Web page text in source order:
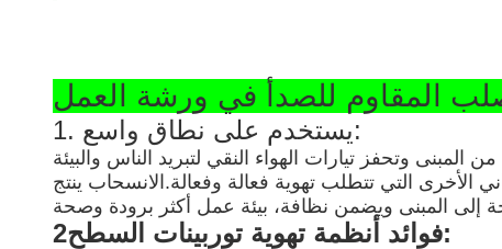
1. يستخدم على نطاق واسع:
المبنى وتحفز تيارات الهواء النقي لتبريد الناس والبيئة
الأخرى التي تتطلب تهوية فعالة وفعالة.الانسحاب ينتج
2فوائد أنظمة تهوية توربينات السطح: